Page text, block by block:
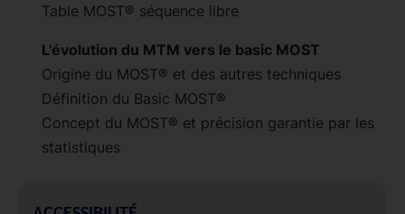
Table MOST® séquence libre
L'évolution du MTM vers le basic MOST
Origine du MOST® et des autres techniques
Définition du Basic MOST®
Concept du MOST® et précision garantie par les
statistiques